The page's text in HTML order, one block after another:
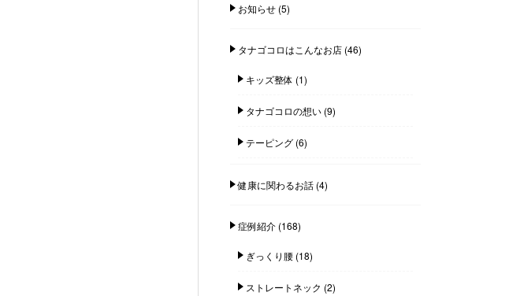
お知らせ(5)
タナゴコロはこんなお店(46)
キッズ整体 (1)
タナゴコロの想い(9)
テーピング(6)
健康に関わるお話(4)
症例紹介(168)
ぎっくり腰(18)
ストレートネック (2)